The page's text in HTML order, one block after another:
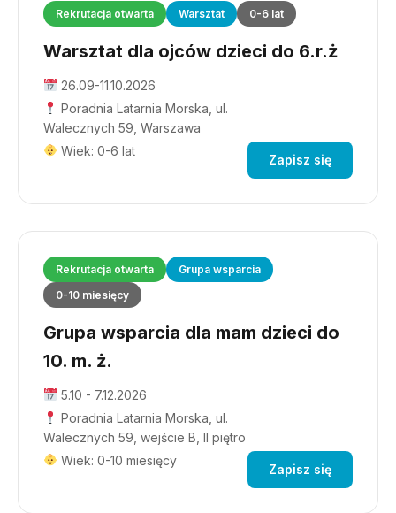
Rekrutacja otwarta Warsztat 0-6 lat
Warsztat dla ojców dzieci do 6.r.ż
26.09-11.10.2026
Poradnia Latarnia Morska, ul.
Walecznych 59, Warszawa
Wiek: 0-6 lat
Zapisz się
Rekrutacja otwarta
Grupa wsparcia
0-10 miesięcy
Grupa wsparcia dla mam dzieci do
10. m. ż.
5.10 - 7.12.2026
Poradnia Latarnia Morska, ul.
Walecznych 59, wejście B, II piętro
Wiek: 0-10 miesięcy
Zapisz się